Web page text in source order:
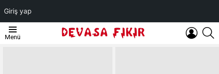
Menü
OTURUM
Giriş yap